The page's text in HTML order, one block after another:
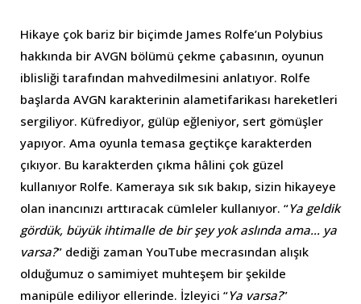
Hikaye çok bariz bir biçimde James Rolfe’un Polybius
hakkında bir AVGN bölümü çekme çabasının, oyunun
iblisliği tarafından mahvedilmesini anlatıyor. Rolfe
başlarda AVGN karakterinin alametifarikası hareketleri
sergiliyor. Küfrediyor, gülüp eğleniyor, sert gömüşler
yapıyor. Ama oyunla temasa geçtikçe karakterden
çıkıyor. Bu karakterden çıkma hâlini çok güzel
kullanıyor Rolfe. Kameraya sık sık bakıp, sizin hikayeye
olan inancınızı arttıracak cümleler kullanıyor. “Ya geldik
gördük, büyük ihtimalle de bir şey yok aslında ama… ya
varsa?” dediği zaman YouTube mecrasından alışık
olduğumuz o samimiyet muhteşem bir şekilde
manipüle ediliyor ellerinde. İzleyici “Ya varsa?”